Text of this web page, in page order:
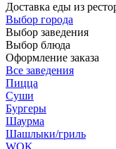
Доставка еды из
Выбор города
Выбор заведения
Выбор блюда
Оформление заказа
Все заведения
Пицца
Суши
Бургеры
Шаурма
Шашлыки/гриль
WOK